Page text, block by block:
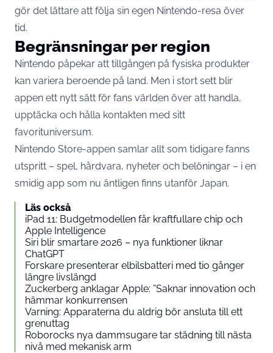
gör det lättare att följa sin egen Nintendo-resa över
tid.
Begränsningar per region
Nintendo påpekar att tillgången på fysiska produkter
kan variera beroende på land. Men i stort sett blir
appen ett nytt sätt för fans världen över att handla,
upptäcka och hålla kontakten med sitt
favorituniversum.
Nintendo Store-appen samlar allt som tidigare fanns
utspritt – spel, hårdvara, nyheter och belöningar – i en
smidig app som nu äntligen finns utanför Japan.
Läs också
iPad 11: Budgetmodellen får kraftfullare chip och
Apple Intelligence
Siri blir smartare 2026 – nya funktioner liknar
ChatGPT
Forskare presenterar elbilsbatteri med tio gånger
längre livslängd
Zuckerberg anklagar Apple: ”Saknar innovation och
hämmar konkurrensen
Varning: Apparaterna du aldrig bör ansluta till ett
grenuttag
Roborocks nya dammsugare tar städning till nästa
nivå med mekanisk arm